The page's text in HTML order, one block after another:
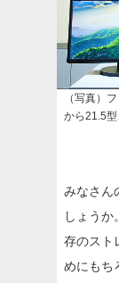
（写真）
から21.5
みなさん
しょう
存のスト
めにもち